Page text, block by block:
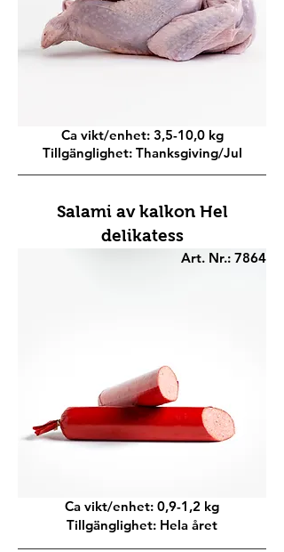
Ca vikt/enhet: 3,5-10,0 kg
Tillgänglighet: Thanksgiving/Jul
Salami av kalkon Hel
delikatess
Art. Nr.: 7864
Ca vikt/enhet: 0,9-1,2 kg
Tillgänglighet: Hela året